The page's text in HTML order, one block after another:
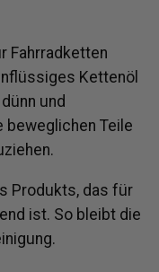
Fahrradketten
Kettenöl
und
beweglichen Teile
Produkts, das für
ist. So bleibt die